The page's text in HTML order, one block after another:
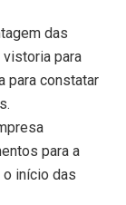
das
para
para constatar
para a
o início das